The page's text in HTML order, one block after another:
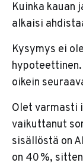
Kuinka kauan
alkaisi
Kysymys ei
oikein
Olet varmasti
vaikuttanut
sisällöstä on
on 40 %,